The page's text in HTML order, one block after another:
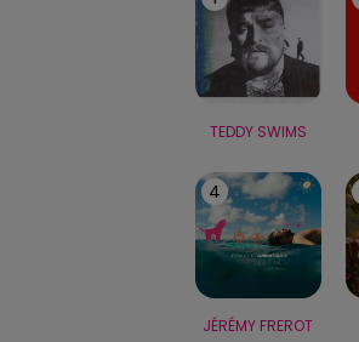
TEDDY SWIMS
4
JÉRÉMY FREROT